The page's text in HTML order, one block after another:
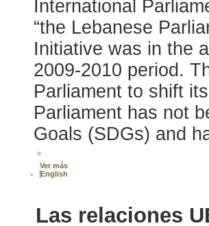
International
“the Lebanese
Initiative was in the
2009-2010 period.
Parliament to shift
Parliament has not
Goals (SDGs) and
»
Ver más
English
Las relaciones